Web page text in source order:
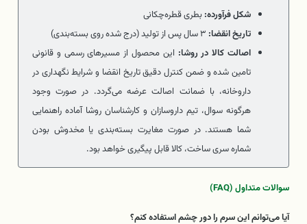
شکل فرآورده:بطری قطره‌چکانی
تاریخ انقضا:
اصالت کالا در روشا: این محصول از مسیرهای رسمی و قانونی
تامین شده و ضمن کنترل دقیق تاریخ انقضا و شرایط نگهداری در
داروخانه، با ضمانت اصالت عرضه می‌گردد. در صورت وجود
هرگونه سوال، تیم داروسازان و کارشناسان روشا آماده راهنمایی
شما هستند. در صورت مغایرت بسته‌بندی یا مخدوش بودن
شماره سری ساخت، کالا قابل پیگیری خواهد بود.
سوالات متداول (FAQ)
آیا می‌توانم این سرم را دور چشم استفاده کنم؟